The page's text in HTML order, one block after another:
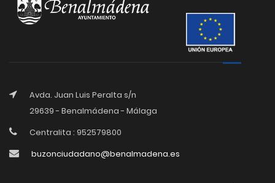
Avda. Juan Luis Peralta s/n
29639 - Benalmádena - Málaga
Centralita : 952579800
buzonciudadano@benalmadena.es